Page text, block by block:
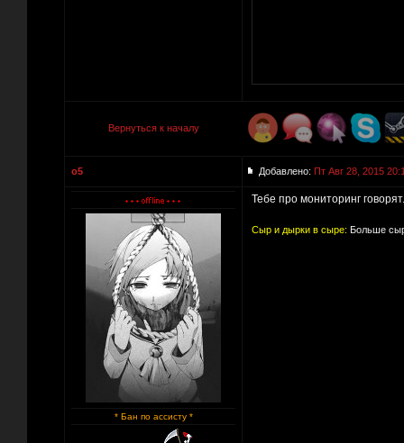
Вернуться к началу
o5 Добавлено: Пт Авг 28, 2015
* Бан по ассисту *
Тебе про мониторинг
Сыр и дырки в сыре: Больше